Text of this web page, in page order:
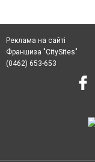
Реклама на сайті
Франшиза "CitySites"
(0462) 653-653